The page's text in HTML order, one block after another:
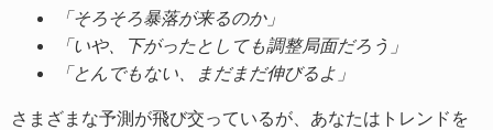
「そろそろ暴落が来るのか」
「いや、下がったとしても調整局面だろう」
「とんでもない、まだまだ伸びるよ」
さまざまな予測が飛び交っているが、あなたはトレンドを